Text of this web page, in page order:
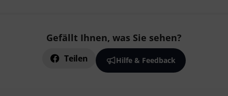
Gefällt Ihnen, was Sie sehen?
Teilen Hilfe & Feedback